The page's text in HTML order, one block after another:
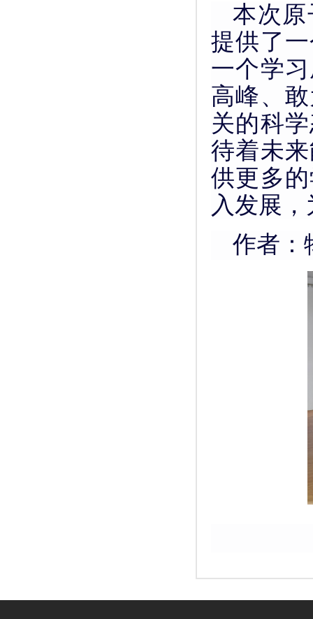
本次
提供了
一个学
高峰、
关的科
待着未
供更多
入发展
作者：